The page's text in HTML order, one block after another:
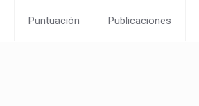
Puntuación Publicaciones